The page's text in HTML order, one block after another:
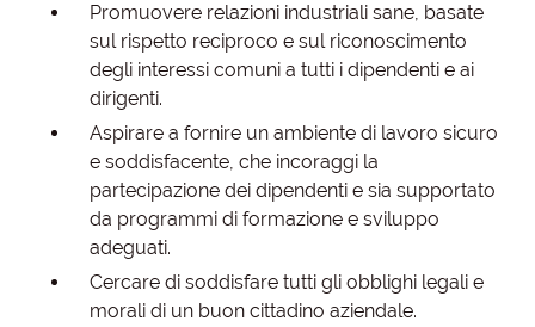
Promuovere relazioni industriali sane, basate
sul rispetto reciproco e sul riconoscimento
degli interessi comuni a tutti i dipendenti e ai
dirigenti.
Aspirare a fornire un ambiente di lavoro sicuro
e soddisfacente, che incoraggi la
partecipazione dei dipendenti e sia supportato
da programmi di formazione e sviluppo
adeguati.
Cercare di soddisfare tutti gli obblighi legali e
morali di un buon cittadino aziendale.